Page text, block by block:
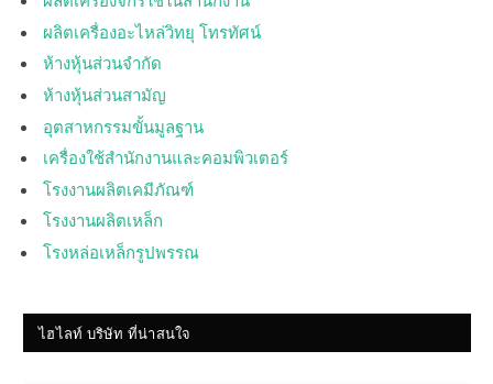
ผลิตเครื่องอะไหล่วิทยุ โทรทัศน์
ห้างหุ้นส่วนจำกัด
ห้างหุ้นส่วนสามัญ
อุตสาหกรรมขั้นมูลฐาน
เครื่องใช้สำนักงานและคอมพิวเตอร์
โรงงานผลิตเคมีภัณฑ์
โรงงานผลิตเหล็ก
โรงหล่อเหล็กรูปพรรณ
ไฮไลท์ บริษัท ที่น่าสนใจ